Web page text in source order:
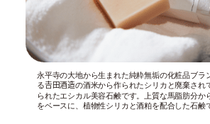
永平寺の大地から生まれた純粋無垢の化粧品ブラ
る𠮷田酒造の酒米から作られたシリカと廃棄され
られたエシカル美容石鹸です。上質な馬脂肪分か
をベースに、植物性シリカと酒粕を配合した石鹸